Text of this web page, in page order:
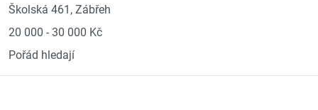
Školská 461, Zábřeh
20 000 - 30 000 Kč
Pořád hledají